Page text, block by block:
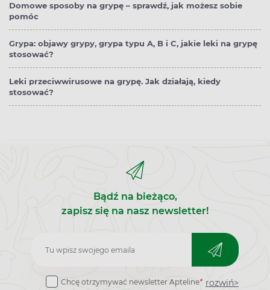
Domowe sposoby na grypę – sprawdź, jak możesz sobie
pomóc
Grypa: objawy grypy, grypa typu A, B i C, jakie leki na grypę
stosować?
Leki przeciwwirusowe na grypę. Jak działają, kiedy
stosować?
Bądź na bieżąco,
zapisz się na nasz newsletter!
Zapisz
do
Chcę otrzymywać newsletter Apteline* rozwiń>